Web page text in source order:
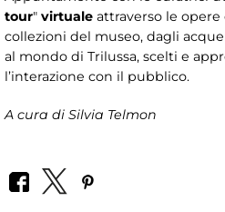
tour" virtuale attraverso le
collezioni del museo, dagli
al mondo di Trilussa, scelti e
l’interazione con il pubblico.
A cura di Silvia Telmon